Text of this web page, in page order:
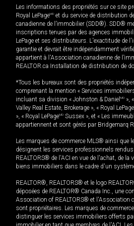
Les informations des propriétés sur ce site
Royal LePageMD et du service de distribution
canadienne de l’immobilier (SDD®). SDD®
inscriptions tenues par des agences
LePage et ses distributeurs. L'exactitude de
garantie et devrait être indépendamment
appartient à l'Association canadienne de
REALTOR.ca Installation de distribution de
*Tous les bureaux sont des propriétés
comprenant la mention « Services
incluant sa division « Johnston & Daniel MD »,
Valley Real Estate, Brokerage », « Royal LePage
», « Royal LePageMD Sussex », et « Les
appartiennent et sont gérés par Bridgemarq
Les marques de commerce MLS® ainsi que
désignent les services professionnels
REALTORS® de l'ACI en vue de l'achat, de la
biens immobiliers dans le cadre d'un
REALTOR®, REALTORS® et le logo
déposées de REALTOR® Canada Inc., une
Association of REALTORS® et l'Association
sont propriétaires. Les marques de
distinguer les services immobiliers offerts